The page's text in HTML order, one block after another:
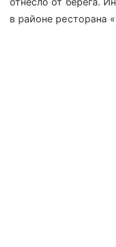
в районе ресторана